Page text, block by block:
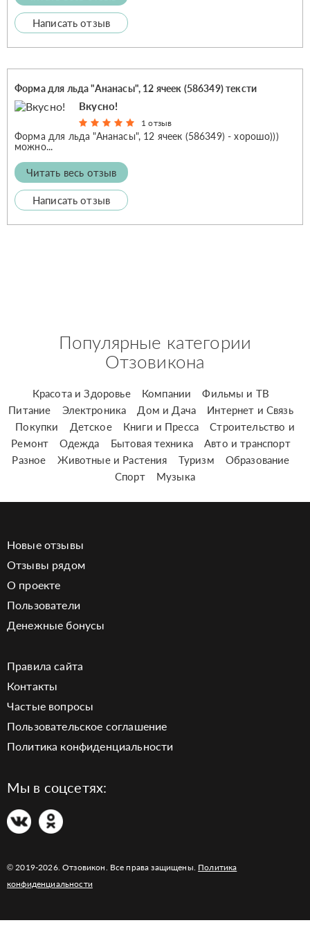
Написать отзыв
Форма для льда "Ананасы", 12 ячеек (586349) тексти
Вкусно!
1 отзыв
Форма для льда "Ананасы", 12 ячеек (586349) - хорошо)))
можно...
Читать весь отзыв
Написать отзыв
Популярные категории
Отзовикона
Красота и Здоровье Компании
Фильмы и ТВ
Питание
Электроника Дом и Дача
Интернет и Связь
Покупки
Детское Книги и Пресса
Строительство и
Ремонт
Одежда Бытовая техника
Авто и транспорт
Разное
Животные и Растения Туризм
Образование
Спорт
Музыка
Новые отзывы
Отзывы рядом
О проекте
Пользователи
Денежные бонусы
Правила сайта
Контакты
Частые вопросы
Пользовательское соглашение
Политика конфиденциальности
Мы в соцсетях:
© 2019-2026. Отзовикон. Все права защищены. Политика
конфиденциальности